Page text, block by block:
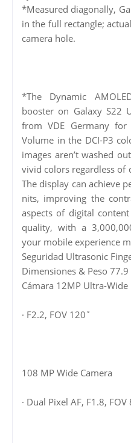
*Measured diagonally,
in the full rectangle;
camera hole.
*The Dynamic
booster on Galaxy S22
from VDE Germany
Volume in the DCI-P3
images aren’t washed
vivid colors regardless of
The display can achieve
nits, improving the
aspects of digital
quality, with a
your mobile experience
Seguridad Ultrasonic
Dimensiones & Peso
Cámara 12MP Ultra-Wide
· F2.2, FOV 120˚
108 MP Wide Camera
· Dual Pixel AF, F1.8, FOV